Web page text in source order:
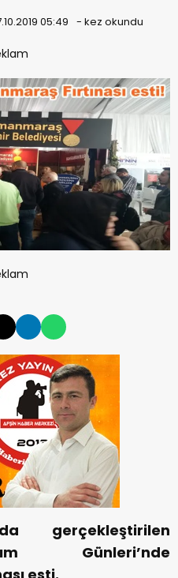
05:49 - kez okundu
gerçekleştirilen
Günleri’nde